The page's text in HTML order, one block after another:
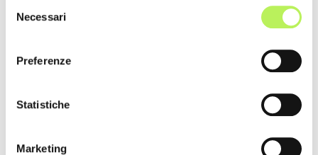
combinarle con altre informazioni che hai fornito loro o
delNecessari
Preferenze
Statistiche
Marketing